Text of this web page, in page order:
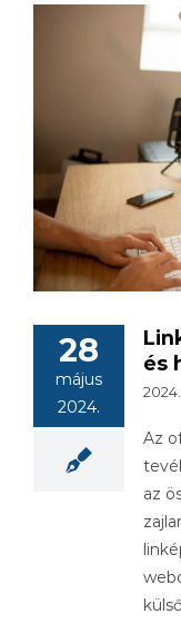
28
május
2024.
és
Az
az